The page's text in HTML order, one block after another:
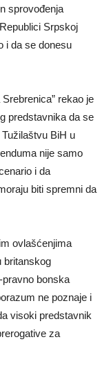
sprovođenja
Srpskoj
i da se donesu
rekao je
predstavnika da se
BiH u
nije samo
i da
biti spremni da
ovlašćenjima
britanskog
pravno bonska
ne poznaje i
visoki predstavnik
za